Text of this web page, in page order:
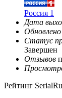
Россия 1
Дата
Обновлено
Статус
Завершен
Отзывов
Рейтинг